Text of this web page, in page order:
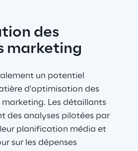
des
marketing
un potentiel
d'optimisation des
marketing. Les détaillants
des analyses pilotées par
planification média et
sur les dépenses